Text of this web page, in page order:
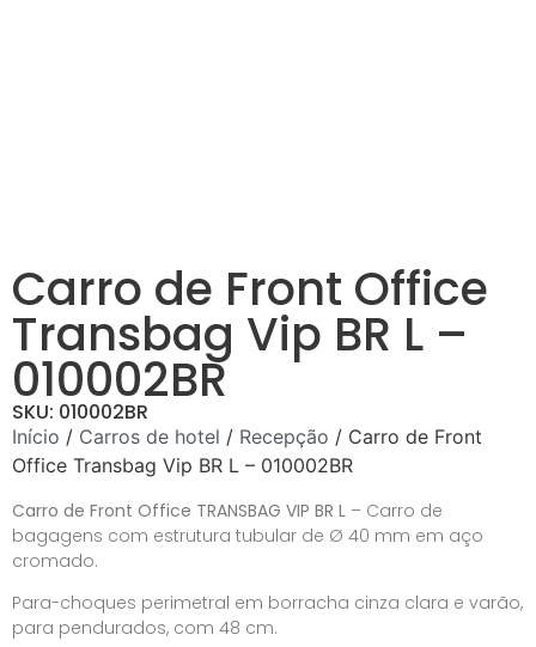
Carro de Front Office
Transbag Vip BR L –
010002BR
SKU: 010002BR
Início / Carros de hotel / Recepção / Carro de Front
Office Transbag Vip BR L – 010002BR
Carro de Front Office TRANSBAG VIP BR L – Carro de
bagagens com estrutura tubular de Ø 40 mm em aço
cromado.
Para-choques perimetral em borracha cinza clara e varão,
para pendurados, com 48 cm.